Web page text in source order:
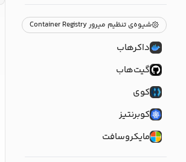
شیوه‌ی تنظیم میرور Container Registry
داکرهاب
گیت‌هاب
کوی
کوبرنتیز
مایکروسافت